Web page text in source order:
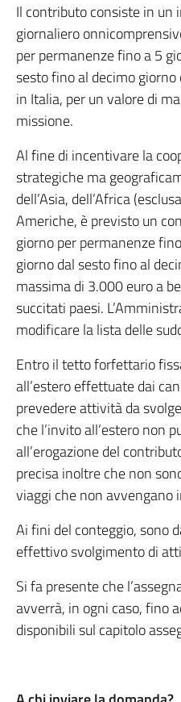
Il contributo consiste in
giornaliero
per permanenze fino a 5
sesto fino al decimo
in Italia, per un valore di
missione.
Al fine di incentivare la
strategiche ma
dell’Asia, dell’Africa
Americhe, è previsto un
giorno per permanenze
giorno dal sesto fino al
massima di 3.000 euro a
succitati paesi.
modificare la lista delle
Entro il tetto forfettario
all’estero effettuate dai
prevedere attività da
che l’invito all’estero non
all’erogazione del
precisa inoltre che non
viaggi che non avvengano
Ai fini del conteggio, sono
effettivo svolgimento di
Si fa presente che
avverrà, in ogni caso, fino
disponibili sul capitolo